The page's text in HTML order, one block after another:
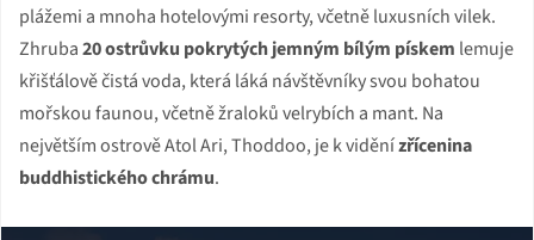
plážemi a mnoha hotelovými resorty, včetně luxusních vilek.
Zhruba20 ostrůvku pokrytých jemným bílým pískem lemuje
křišťálově čistá voda, která láká návštěvníky svou bohatou
mořskou faunou, včetně žraloků velrybích a mant. Na
největším ostrově Atol Ari, Thoddoo, je k viděnízřícenina
buddhistického chrámu.